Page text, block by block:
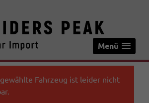
Menü
Fahrzeug ist leider nicht